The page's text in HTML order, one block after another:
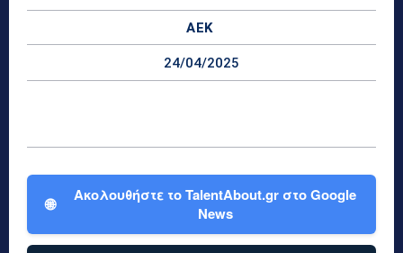
ΑΕΚ
24/04/2025
🌐
Ακολουθήστε το TalentAbout.gr στο Google
News